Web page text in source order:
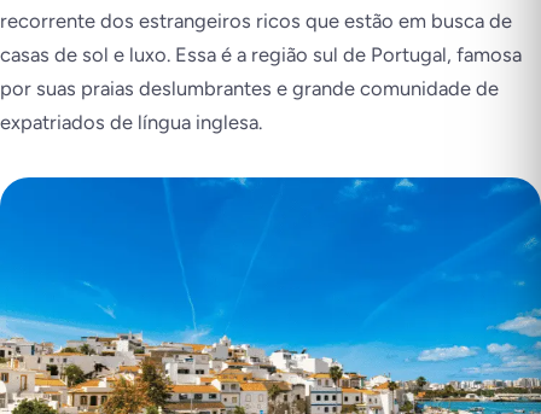
recorrente dos estrangeiros ricos que estão em busca de
casas de sol e luxo. Essa é a região sul de Portugal, famosa
por suas praias deslumbrantes e grande comunidade de
expatriados de língua inglesa.